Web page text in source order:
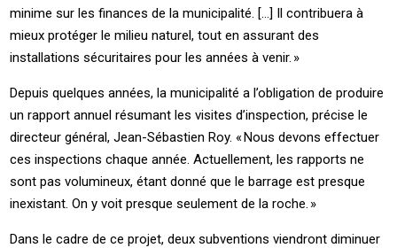
minime sur les finances de la municipalité. […] ­Il contribuera à
mieux protéger le milieu naturel, tout en assurant des
installations sécuritaires pour les années à venir. »
Depuis quelques années, la municipalité a l’obligation de produire
un rapport annuel résumant les visites d’inspection, précise le
directeur général, ­Jean-Sébastien ­Roy. « ­Nous devons effectuer
ces inspections chaque année. Actuellement, les rapports ne
sont pas volumineux, étant donné que le barrage est presque
inexistant. On y voit presque seulement de la roche. »
Dans le cadre de ce projet, deux subventions viendront diminuer